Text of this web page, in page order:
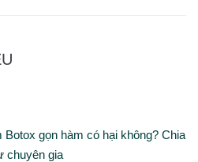
Botox gọn hàm có hại không? Chia
chuyên gia